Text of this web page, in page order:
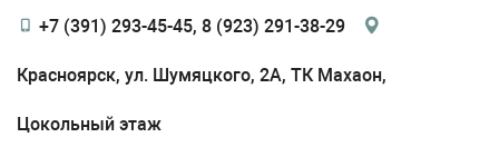
+7 (391) 293-45-45, 8 (923) 291-38-29
Красноярск, ул. Шумяцкого, 2А, ТК Махаон,
Цокольный этаж